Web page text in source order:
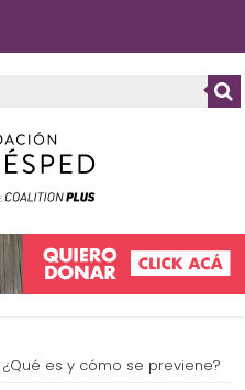
¿Qué es y cómo se previene?